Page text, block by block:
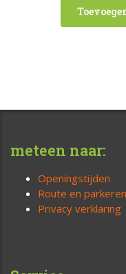
meteen naar:
Openingstijden
Route en parkeren
Privacy verklaring